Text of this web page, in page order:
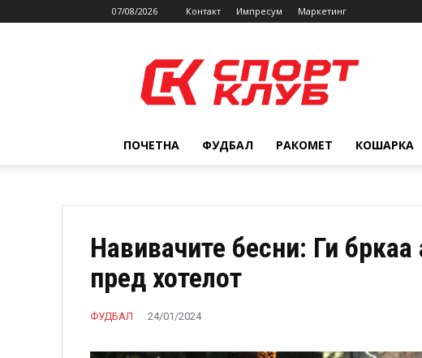
07/08/2026 Контакт Импресум Маркетинг
ПОЧЕТНА ФУДБАЛ РАКОМЕТ КОШАРКА
Навивачите бесни: Ги
пред хотелот
ФУДБАЛ 24/01/2024